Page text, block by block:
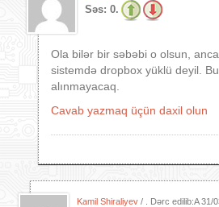
Səs: 0.
Ola bilər bir səbəbi o olsun,
sistemdə dropbox yüklü deyil.
alınmayacaq.
Cavab yazmaq üçün daxil olun
Kamil Shiraliyev / . Dərc edilib:A31/